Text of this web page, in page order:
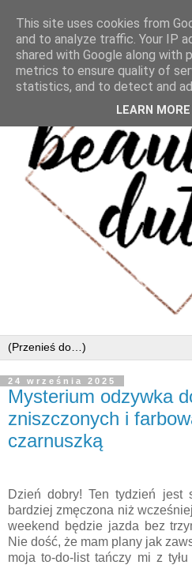
24 września 2025
Mysterium odzywka
zniszczonych i
czarnuszką
Dzień dobry! Ten tydzień jest
bardziej zmęczona niż
weekend będzie jazda bez
Nie dość, że mam plany jak
moja to-do-list tańczy mi z
This site uses cookies from
and to analyze traffic. Your IP
shared with Google along with
metrics to ensure quality of
statistics, and to detect and
LEARN MORE